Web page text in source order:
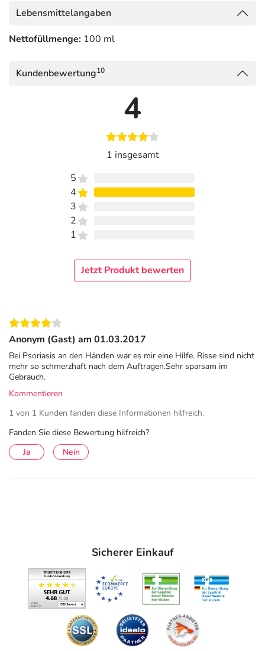
Lebensmittelangaben
Nettofüllmenge: 100 ml
Kundenbewertung10
4
1 insgesamt
5
4
3
2
1
Jetzt Produkt bewerten
Anonym (Gast) am 01.03.2017
Bei Psoriasis an den Händen war es mir eine Hilfe. Risse sind nicht
mehr so schmerzhaft nach dem Auftragen.Sehr sparsam im
Gebrauch.
Kommentieren
1 von 1 Kunden fanden diese Informationen hilfreich.
Fanden Sie diese Bewertung hilfreich?
Ja
Nein
Sicherer Einkauf